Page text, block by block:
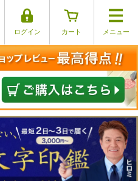
ログイン カート メニュー